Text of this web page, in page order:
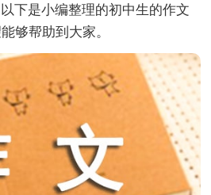
下是小编整理的初中生的作文
够帮助到大家。